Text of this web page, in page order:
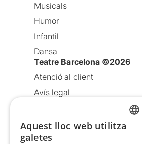
Musicals
Humor
Infantil
Dansa
Teatre Barcelona ©2026
Atenció al client
Avís legal
Política de cookies
Condicions d’ús
Aquest lloc web utilitza
galetes